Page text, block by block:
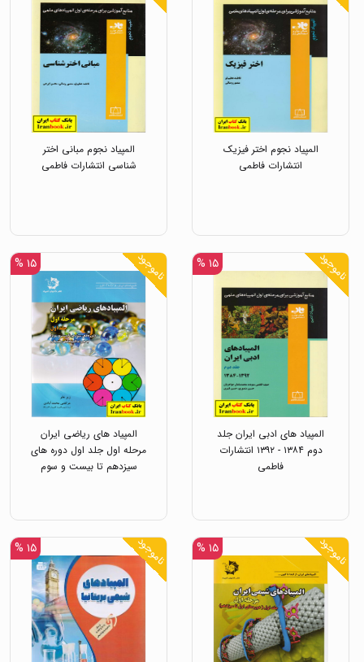
المپیاد نجوم اختر فیزیک
انتشارات فاطمی
المپیاد نجوم مبانی اختر
شناسی انتشارات فاطمی
ناموجود ۱۵ %
المپیاد های ادبی ایران جلد
دوم ۱۳۸۴ - ۱۳۹۲ انتشارات
فاطمی
ناموجود ۱۵ %
المپیاد های ریاضی ایران
مرحله اول جلد اول دوره های
سیزدهم تا بیست و سوم
ناموجود ۱۵ % ناموجود ۱۵ %